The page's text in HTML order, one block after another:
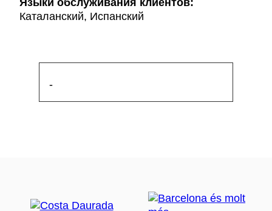
Языки обслуживания клиентов:
Каталанский, Испанский
-